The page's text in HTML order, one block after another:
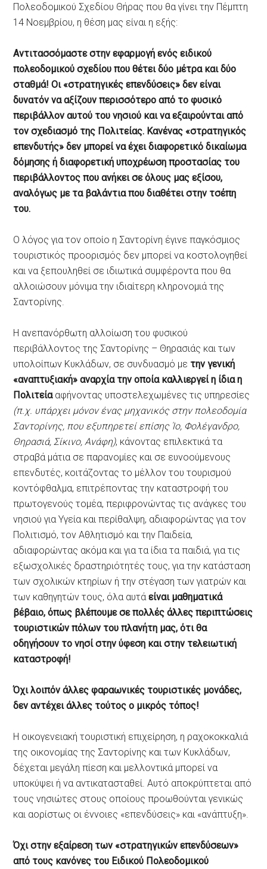
Πολεοδομικού Σχεδίου Θήρας που θα γίνει την Πέμπτη
14 Νοεμβρίου, η θέση μας είναι η εξής:
Αντιτασσόμαστε στην εφαρμογή ενός ειδικού
πολεοδομικού σχεδίου που θέτει δύο μέτρα και δύο
σταθμά! Οι «στρατηγικές επενδύσεις» δεν είναι
δυνατόν να αξίζουν περισσότερο από το φυσικό
περιβάλλον αυτού του νησιού και να εξαιρούνται από
τον σχεδιασμό της Πολιτείας. Κανένας «στρατηγικός
επενδυτής» δεν μπορεί να έχει διαφορετικό δικαίωμα
δόμησης ή διαφορετική υποχρέωση προστασίας του
περιβάλλοντος που ανήκει σε όλους μας εξίσου,
αναλόγως με τα βαλάντια που διαθέτει στην τσέπη
του.
Ο λόγος για τον οποίο η Σαντορίνη έγινε παγκόσμιος
τουριστικός προορισμός δεν μπορεί να κοστολογηθεί
και να ξεπουληθεί σε ιδιωτικά συμφέροντα που θα
αλλοιώσουν μόνιμα την ιδιαίτερη κληρονομιά της
Σαντορίνης.
Η ανεπανόρθωτη αλλοίωση του φυσικού
περιβάλλοντος της Σαντορίνης – Θηρασιάς και των
υπολοίπων Κυκλάδων, σε συνδυασμό με την γενική
«αναπτυξιακή» αναρχία την οποία καλλιεργεί η ίδια η
Πολιτείααφήνοντας υποστελεχωμένες τις υπηρεσίες
(π.χ. υπάρχει μόνον ένας μηχανικός στην πολεοδομία
Σαντορίνης, που εξυπηρετεί επίσης Ίο, Φολέγανδρο,
Θηρασιά, Σίκινο, Ανάφη), κάνοντας επιλεκτικά τα
στραβά μάτια σε παρανομίες και σε ευνοούμενους
επενδυτές, κοιτάζοντας το μέλλον του τουρισμού
κοντόφθαλμα, επιτρέποντας την καταστροφή του
πρωτογενούς τομέα, περιφρονώντας τις ανάγκες του
νησιού για Υγεία και περίθαλψη, αδιαφορώντας για τον
Πολιτισμό, τον Αθλητισμό και την Παιδεία,
αδιαφορώντας ακόμα και για τα ίδια τα παιδιά, για τις
εξωσχολικές δραστηριότητές τους, για την κατάσταση
των σχολικών κτηρίων ή την στέγαση των γιατρών και
των καθηγητών τους, όλα αυτάείναι μαθηματικά
βέβαιο, όπως βλέπουμε σε πολλές άλλες περιπτώσεις
τουριστικών πόλων του πλανήτη μας, ότι θα
οδηγήσουν το νησί στην ύφεση και στην τελειωτική
καταστροφή!
Όχι λοιπόν άλλες φαραωνικές τουριστικές μονάδες,
δεν αντέχει άλλες τούτος ο μικρός τόπος!
Η οικογενειακή τουριστική επιχείρηση, η ραχοκοκκαλιά
της οικονομίας της Σαντορίνης και των Κυκλάδων,
δέχεται μεγάλη πίεση και μελλοντικά μπορεί να
υποκύψει ή να αντικατασταθεί. Αυτό αποκρύπτεται από
τους νησιώτες στους οποίους προωθούνται γενικώς
και αορίστως οι έννοιες «επενδύσεις» και «ανάπτυξη».
Όχι στην εξαίρεση των «στρατηγικών επενδύσεων»
από τους κανόνες του Ειδικού Πολεοδομικού